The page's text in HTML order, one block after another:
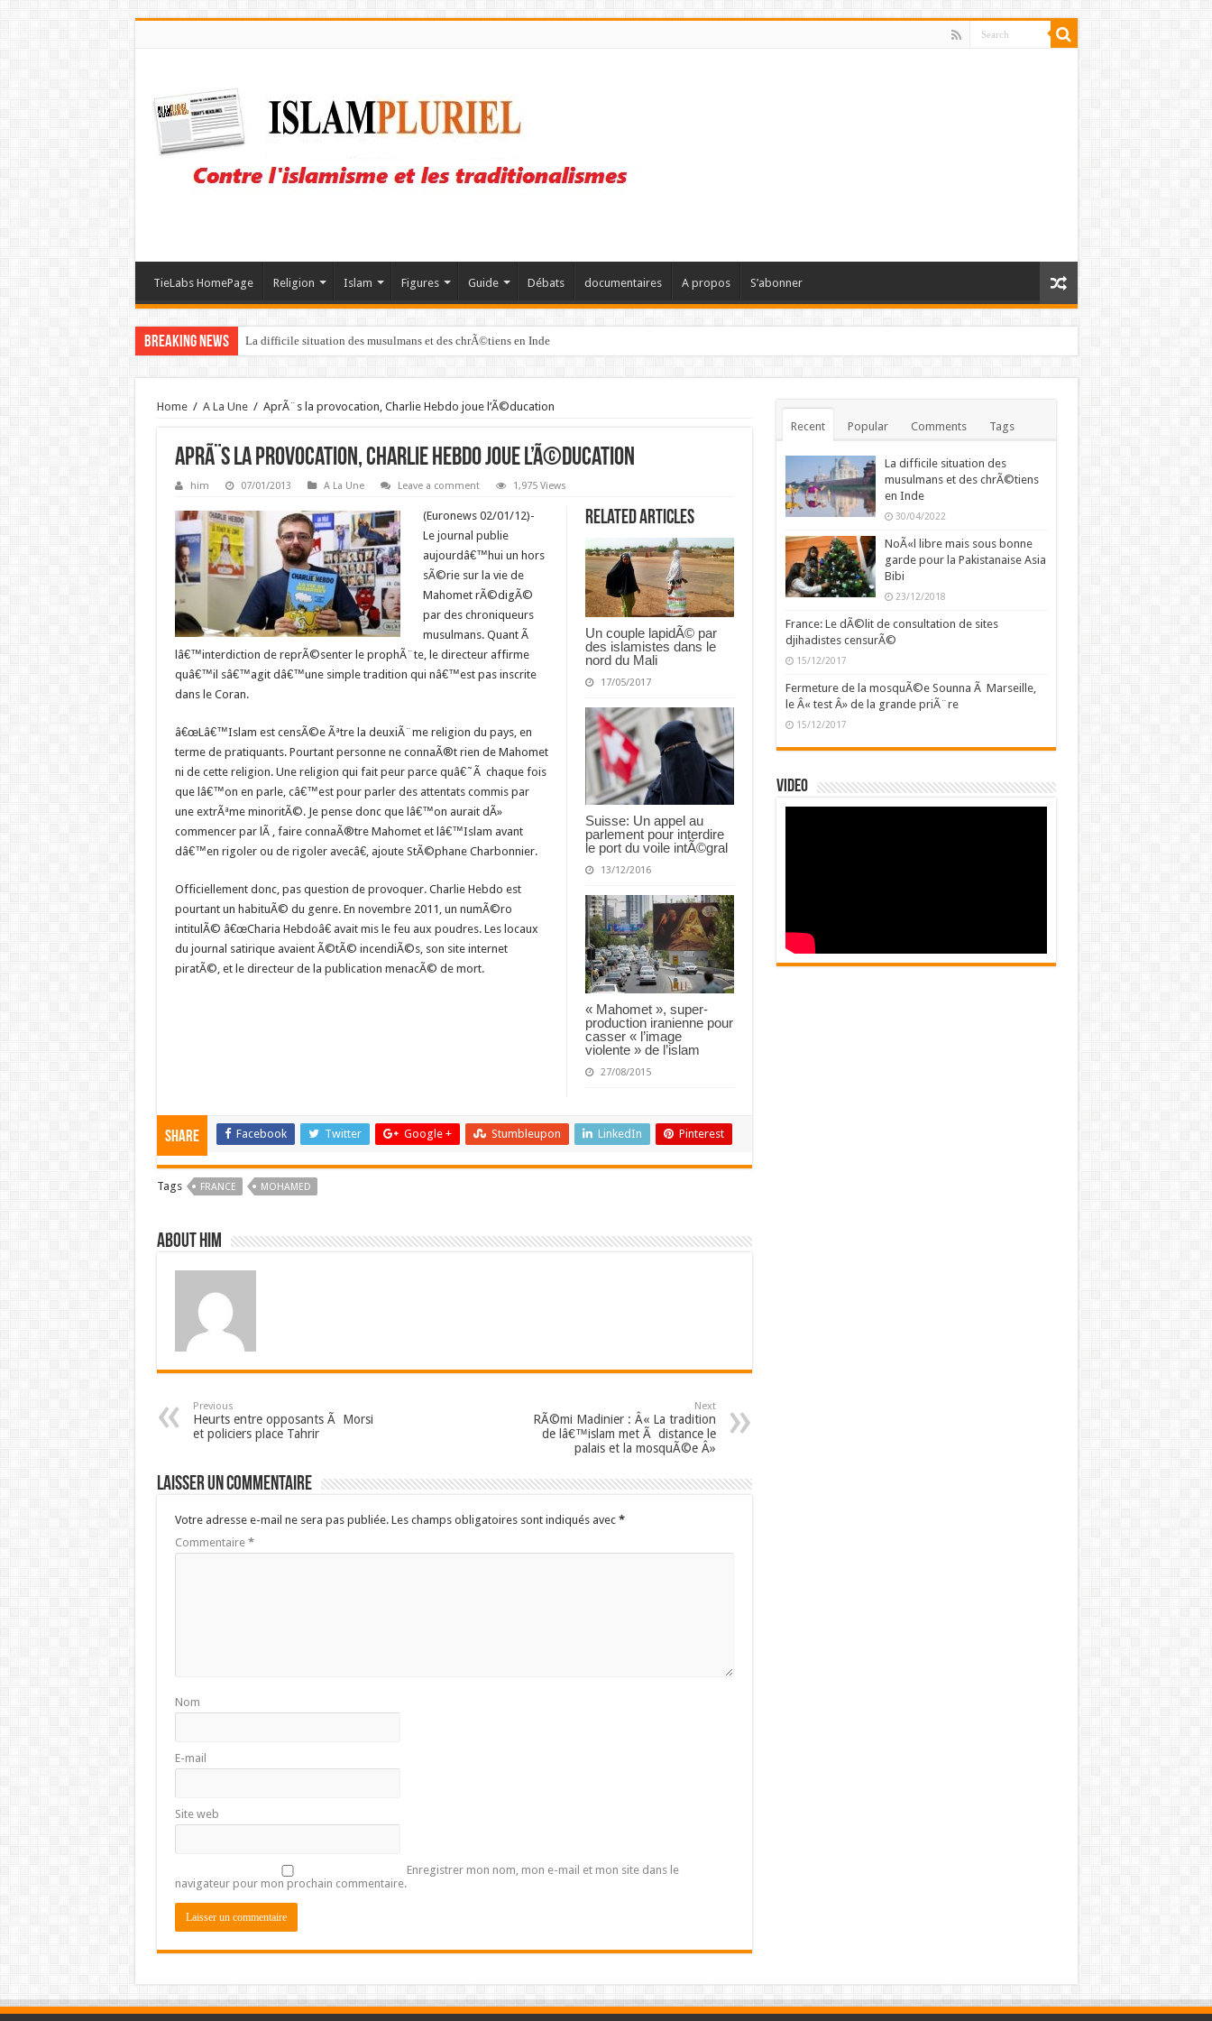
TieLabs HomePage Religion Islam Figures Guide Débats documentaires A propos S’abonner
Breaking News La difficile situation des musulmans et des chrÃ©tiens en Inde
Home / A La Une / AprÃ¨s la provocation, Charlie Hebdo joue l’Ã©ducation
AprÃ¨s la provocation, Charlie Hebdo joue l’Ã©ducation
him 07/01/2013 A La Une Leave a comment 1,975 Views
Related Articles
Un couple lapidÃ© par
des islamistes dans le
nord du Mali
17/05/2017
Suisse: Un appel au
parlement pour interdire
le port du voile intÃ©gral
13/12/2016
« Mahomet », super-
production iranienne pour
casser « l’image
violente » de l’islam
27/08/2015
(Euronews 02/01/12)-
Le journal publie
aujourdâ€™hui un hors
sÃ©rie sur la vie de
Mahomet rÃ©digÃ©
par des chroniqueurs
musulmans. Quant Ã
lâ€™interdiction de reprÃ©senter le prophÃ¨te, le directeur affirme
quâ€™il sâ€™agit dâ€™une simple tradition qui nâ€™est pas inscrite
dans le Coran.
â€œLâ€™Islam est censÃ©e Ãªtre la deuxiÃ¨me religion du pays, en
terme de pratiquants. Pourtant personne ne connaÃ®t rien de Mahomet
ni de cette religion. Une religion qui fait peur parce quâ€˜Ã chaque fois
que lâ€™on en parle, câ€™est pour parler des attentats commis par
une extrÃªme minoritÃ©. Je pense donc que lâ€™on aurait dÃ»
commencer par lÃ , faire connaÃ®tre Mahomet et lâ€™Islam avant
dâ€™en rigoler ou de rigoler avecâ€, ajoute StÃ©phane Charbonnier.
Officiellement donc, pas question de provoquer. Charlie Hebdo est
pourtant un habituÃ© du genre. En novembre 2011, un numÃ©ro
intitulÃ© â€œCharia Hebdoâ€ avait mis le feu aux poudres. Les locaux
du journal satirique avaient Ã©tÃ© incendiÃ©s, son site internet
piratÃ©, et le directeur de la publication menacÃ© de mort.
Share Facebook Twitter Google + Stumbleupon LinkedIn Pinterest
Tags FRANCE MOHAMED
About him
Previous
Heurts entre opposants Ã Morsi
et policiers place Tahrir
Next
RÃ©mi Madinier : Â« La tradition
de lâ€™islam met Ã distance le
palais et la mosquÃ©e Â»
Laisser un commentaire
Votre adresse e-mail ne sera pas publiée. Les champs obligatoires sont indiqués avec *
Commentaire *
Nom
E-mail
Site web
Enregistrer mon nom, mon e-mail et mon site dans le
navigateur pour mon prochain commentaire.
Recent Popular Comments Tags
La difficile situation des
musulmans et des chrÃ©tiens
en Inde
30/04/2022
NoÃ«l libre mais sous bonne
garde pour la Pakistanaise Asia
Bibi
23/12/2018
France: Le dÃ©lit de consultation de sites
djihadistes censurÃ©
15/12/2017
Fermeture de la mosquÃ©e Sounna Ã Marseille,
le Â« test Â» de la grande priÃ¨re
15/12/2017
Video